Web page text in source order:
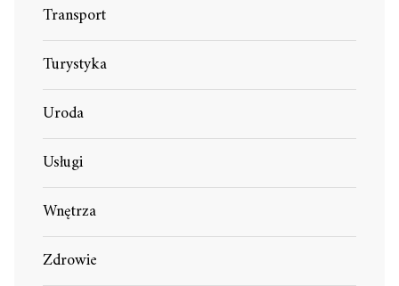
Transport
Turystyka
Uroda
Usługi
Wnętrza
Zdrowie